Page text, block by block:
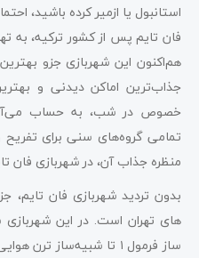
استانبول یا ازمیر کرده باشید،
فان تایم پس از کشور ترکیه، به
هم‌اکنون این شهربازی جزو
جذاب‌ترین اماکن دیدنی و
خصوص در شب، به حساب
تمامی گروه‌های سنی برای
منظره جذاب آن، در شهربازی فان
بدون تردید شهربازی فان تایم،
‌های تهران است. در این
ساز فرمول ۱ تا شبیه‌ساز